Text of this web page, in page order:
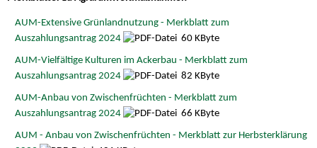
AUM-Extensive Grünlandnutzung - Merkblatt zum
Auszahlungsantrag 2024
60 KByte
AUM-Vielfältige Kulturen im Ackerbau - Merkblatt zum
Auszahlungsantrag 2024
82 KByte
AUM-Anbau von Zwischenfrüchten - Merkblatt zum
Auszahlungsantrag 2024
66 KByte
AUM - Anbau von Zwischenfrüchten - Merkblatt zur Herbsterklärung